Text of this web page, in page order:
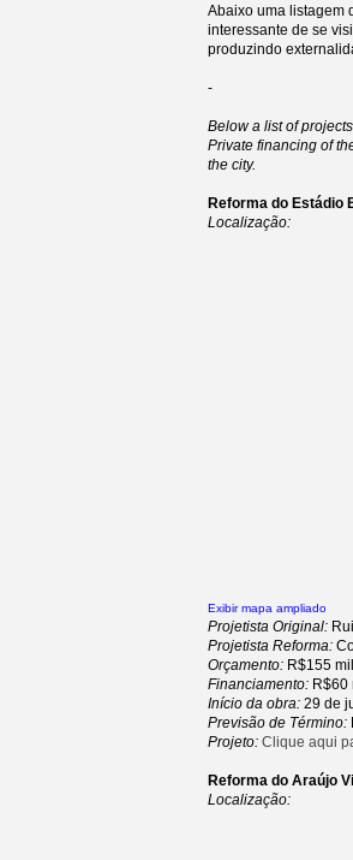
Abaixo uma listagem
interessante de se
produzindo
-
Below a list of
Private financing of
the city.
Reforma do Estádio
Localização:
Exibir mapa ampliado
Projetista Original:
Projetista Reforma:
Orçamento: R$155
Financiamento: R$60
Início da obra: 29 de
Previsão de Término:
Projeto: Clique aqui
Reforma do Araújo
Localização: